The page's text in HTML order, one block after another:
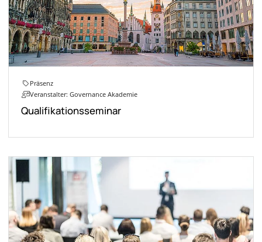
Präsenz
Veranstalter: Governance Akademie
Qualifikationsseminar